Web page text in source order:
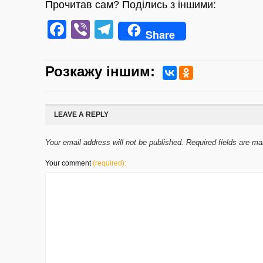
Прочитав сам? Поділись з іншими:
Facebook
ViberTelegram
Share
Розкажу iншим:
LEAVE A REPLY
Your email address will not be published. Required fields are
Your comment(required):